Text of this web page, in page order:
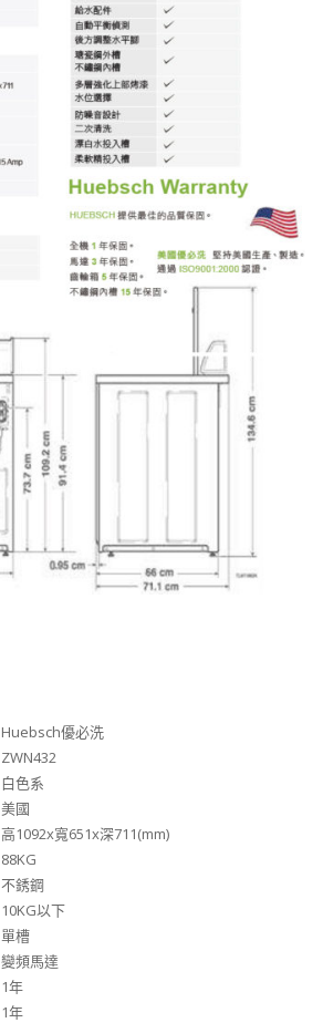
Huebsch優必洗
ZWN432
白色系
美國
高1092x寬651x深711(mm)
88KG
不銹鋼
10KG以下
單槽
變頻馬達
1年
1年